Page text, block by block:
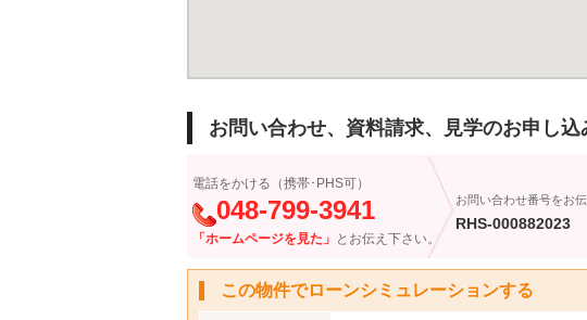
お問い合わせ、資料請求、見学のお申し込
電話をかける（携帯･PHS可）
048-799-3941
「ホームページを見た」 とお伝え下さい。
お問い合わせ番号をお
RHS-000882023
この物件でローンシミュレーションする